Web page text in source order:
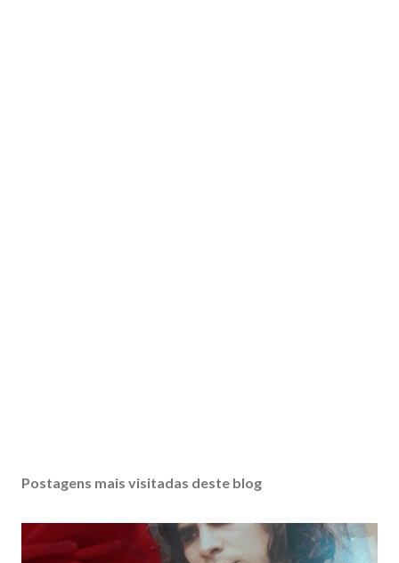
Postagens mais visitadas deste blog